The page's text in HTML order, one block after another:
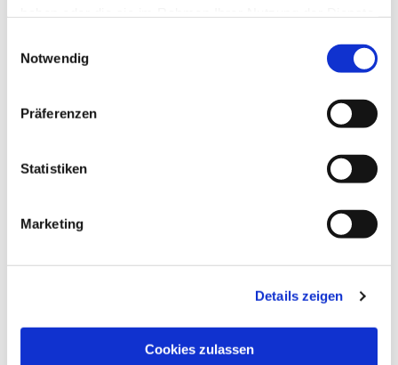
Notwendig
Präferenzen
Statistiken
Marketing
Details zeigen
Cookies zulassen